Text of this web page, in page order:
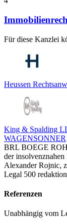
Für diese Kanzlei
Heussen
King & Spalding
WAGENSONNER
BRL BOEGE
der
Alexander Rojnic,
Legal 500
Referenzen
Unabhängig vom